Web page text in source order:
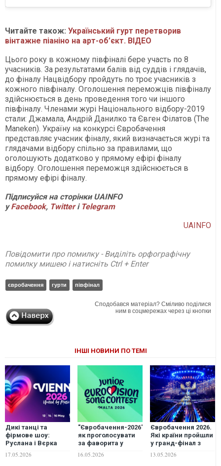
Читайте також: Український гурт перетворив
вінтажне піаніно на арт-об’єкт. ВІДЕО
Цього року в кожному півфіналі бере участь по 8
учасників. За результатами балів від суддів і глядачів,
до фіналу Нацвідбору пройдуть по троє учасників з
кожного півфіналу. Оголошення переможців півфіналу
здійснюється в день проведення того чи іншого
півфіналу. Членами журі Національного відбору-2019
стали: Джамала, Андрій Данилко та Євген Філатов (The
Maneken). Україну на конкурсі Євробачення
представляє учасник фіналу, який визначається журі та
глядачами відбору спільно за правилами, що
оголошують додатково у прямому ефірі фіналу
відбору. Оголошення переможця здійснюється в
прямому ефірі фіналу.
Підписуйся на сторінки UAINFO
уFacebook, Twitter і Telegram
UAINFO
Повідомити про помилку - Виділіть орфографічну
помилку мишею і натисніть Ctrl + Enter
євробачення гурти півфінал
Сподобався матеріал? Сміливо поділися
ним в соцмережах через ці кнопки
ІНШІ НОВИНИ ПО ТЕМІ
Дикі танці та
фірмове шоу:
Руслана і Вєрка
Сердючка
запалили сцену
17.05.2026
"Євробачення-2026":
як проголосувати
за фаворита у
фіналі конкурсу
16.05.2026
Євробачення 2026.
Які країни пройшли
у гранд-фінал з
першого півфіналу
13.05.2026